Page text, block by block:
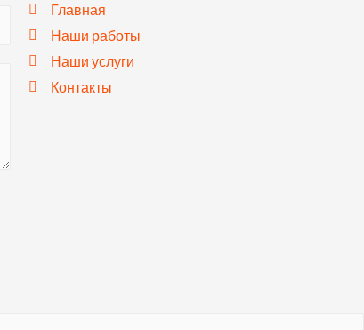
Главная
Наши работы
Наши услуги
Контакты